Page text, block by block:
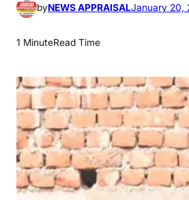
byNEWS APPRAISALJanuary 20,
1 MinuteRead Time